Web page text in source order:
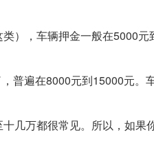
类），车辆押金一般在5000
，普遍在8000元到15000元
十几万都很常见。所以，如